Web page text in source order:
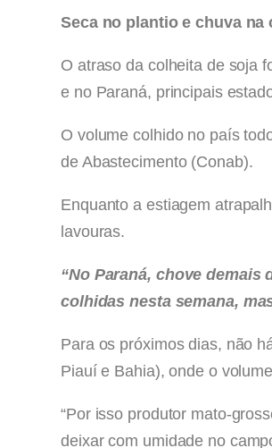
Seca no plantio e chuva na
O atraso da colheita de soja
e no Paraná, principais
O volume colhido no país
de Abastecimento (Conab).
Enquanto a estiagem
lavouras.
“No Paraná, chove
colhidas nesta semana,
Para os próximos dias, não
Piauí e Bahia), onde o
“Por isso produtor mato-
deixar com umidade no